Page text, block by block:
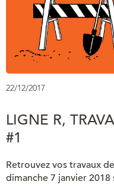
22/12/2017
LIGNE R,
#1
Retrouvez vos travaux
dimanche 7 janvier 2018